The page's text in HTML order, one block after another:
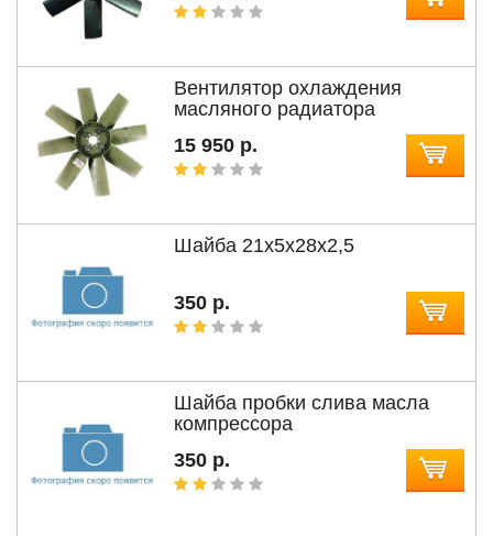
Вентилятор охлаждения
масляного радиатора
15 950 р.
Шайба 21x5x28x2,5
350 р.
Шайба пробки слива масла
компрессора
350 р.